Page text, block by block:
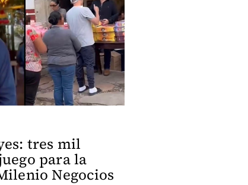
tres mil
para la
Negocios